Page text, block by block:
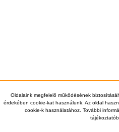
Oldalaink megfelelő működésének
érdekében cookie-kat használunk. Az oldal
cookie-k használatához. További